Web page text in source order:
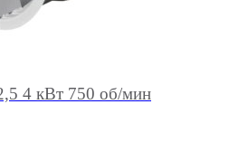
4 кВт 750 об/мин